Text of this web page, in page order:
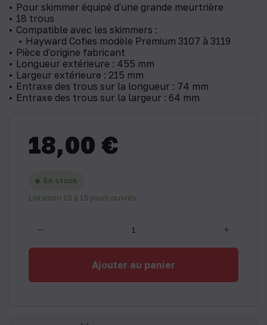
Pour skimmer équipé d'une grande meurtrière
18 trous
Compatible avec les skimmers :
Hayward Cofies modèle Premium 3107 à 3119
Pièce d'origine fabricant
Longueur extérieure : 455 mm
Largeur extérieure : 215 mm
Entraxe des trous sur la longueur : 74 mm
Entraxe des trous sur la largeur : 64 mm
18,00 €
En stock
Livraison 10 à 15 jours ouvrés
Ajouter au panier